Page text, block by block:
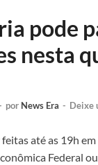
pode
nesta
por News Era - Deixe
até as 19h
Federal